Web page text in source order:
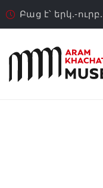
Բաց է՝ երկ.-ուրբ.